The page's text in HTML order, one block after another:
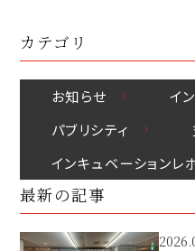
カテゴリ
お知らせ
イ
パブリシティ
インキュベーションレ
最新の記事